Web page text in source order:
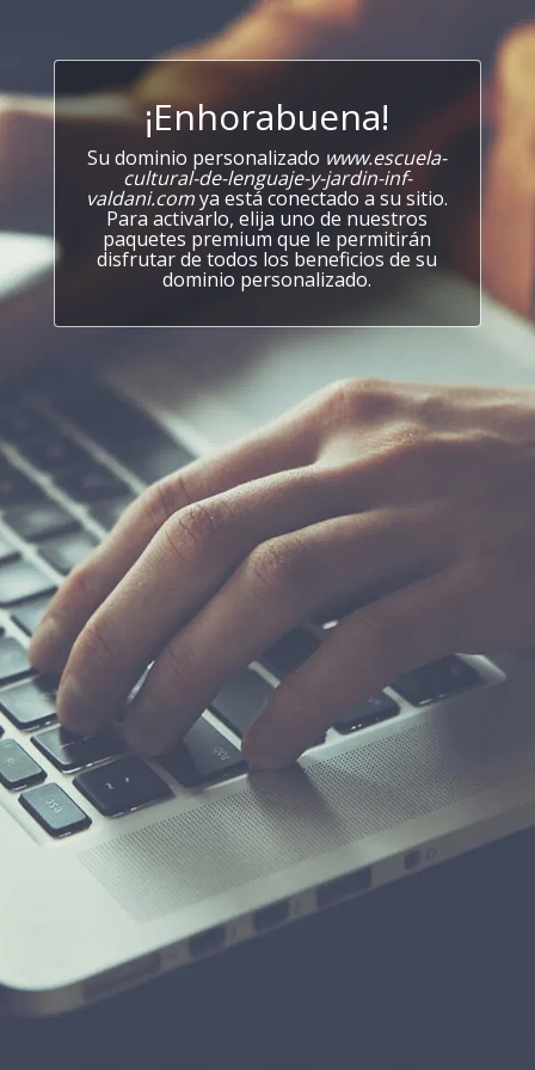
¡Enhorabuena!
Su dominio personalizado www.escuela-
cultural-de-lenguaje-y-jardin-inf-
valdani.comya está conectado a su sitio.
Para activarlo, elija uno de nuestros
paquetes premium que le permitirán
disfrutar de todos los beneficios de su
dominio personalizado.